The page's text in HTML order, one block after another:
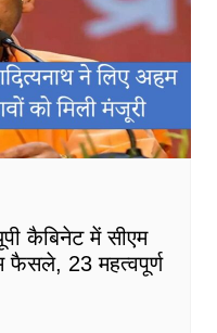
कैबिनेट में सीएम
फैसले, 23 महत्वपूर्ण